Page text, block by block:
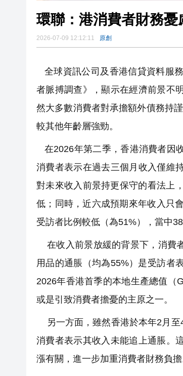
環聯：港消費者財務
2026-07-09 12:12:11 原創
全球資訊公司及香港信貸資料服
者脈搏調查》，顯示在經濟前景不
然大多數消費者對承擔額外債務持
較其他年齡層強勁。
在2026年第二季，香港消費者因
消費者表示在過去三個月收入僅維
對未來收入前景持更保守的看法上
低；同時，近六成預期來年收入只
受訪者比例較低（為51%），當中
在收入前景放緩的背景下，消費
用品的通脹（均為55%）是受訪者
2026年香港首季的本地生產總值（
或是引致消費者擔憂的主原之一。
另一方面，雖然香港於本年2月至
消費者表示其收入未能追上通脹。
漲有關，進一步加重消費者財務負擔